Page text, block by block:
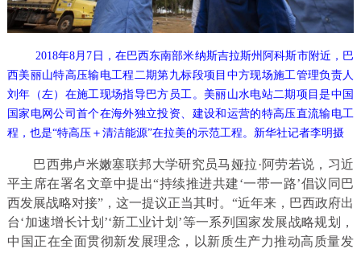
2018年8月7日，在巴西东南部米纳斯吉拉斯州阿科斯市附近，巴
西美丽山特高压输电工程二期第九标段项目中方现场施工管理负责人
刘年（左）在施工现场指导巴方员工。美丽山水电站二期项目是中国
国家电网公司首个在海外独立投资、建设和运营的特高压直流输电工
程，也是“特高压＋清洁能源”在拉美的示范工程。新华社记者李明摄
巴西弗卢米嫩塞联邦大学研究员马娅拉·阿劳若说，习近
平主席在署名文章中提出“持续推进共建‘一带一路’倡议同巴
西发展战略对接”，这一提议正当其时。“近年来，巴西政府出
台‘加速增长计划’‘新工业计划’等一系列国家发展战略规划，
中国正在全面贯彻新发展理念，以新质生产力推动高质量发